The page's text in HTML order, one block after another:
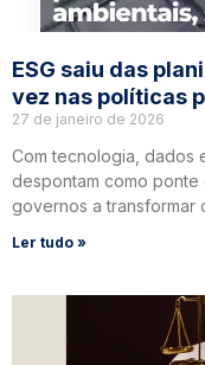
ESG saiu das
vez nas políticas
27 de janeiro de 2026
Com tecnologia, dados
despontam como ponte
governos a transformar
Ler tudo »